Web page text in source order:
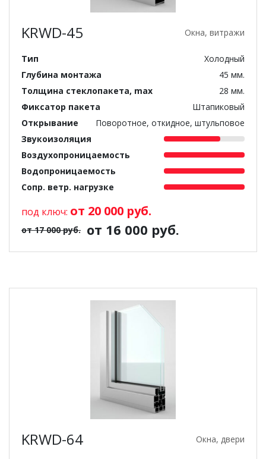
KRWD-45 Окна, витражи
Тип
Холодный
Глубина монтажа
45 мм.
Толщина стеклопакета, max
28 мм.
Фиксатор пакета
Штапиковый
Открывание
Поворотное, откидное, штульповое
Звукоизоляция
Воздухопроницаемость
Водопроницаемость
Сопр. ветр. нагрузке
под ключ: от 20 000 руб.
от 17 000 руб. от 16 000 руб.
KRWD-64 Окна, двери